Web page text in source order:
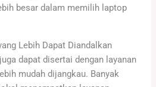
besar dalam memilih laptop
Lebih Dapat Diandalkan
dapat disertai dengan layanan
mudah dijangkau. Banyak